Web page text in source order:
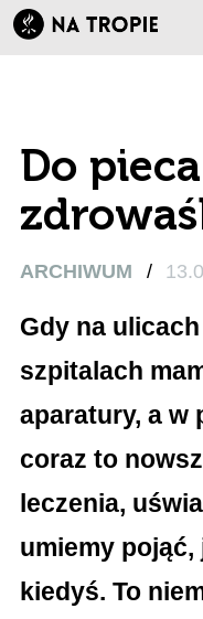
Do
ARCHIWUM /
Gdy na
szpitalach
aparatury, a w
coraz to
leczenia,
umiemy pojąć,
kiedyś. To